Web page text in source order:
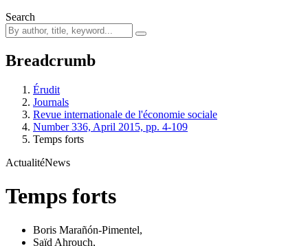
Search
Breadcrumb
Érudit
Journals
Revue internationale de l'économie sociale
Number 336, April 2015, pp. 4-109
Temps forts
ActualitéNews
Temps forts
Boris Marañón-Pimentel,
Saïd Ahrouch,